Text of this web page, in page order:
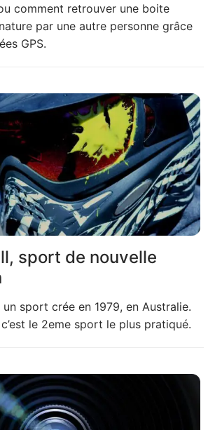
comment retrouver une boite
par une autre personne grâce
GPS.
sport de nouvelle
sport crée en 1979, en Australie.
le 2eme sport le plus pratiqué.